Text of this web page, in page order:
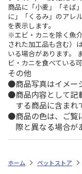
商品に「小麦」「そば
に」「くるみ」のアレ
を表示します。
※エビ・カニを除く魚
された加工品も含む）
いる場合があります。
ビ・カニを食べている
その他
商品写真はイメー
商品内容として記
する商品に含まれ
商品の色は、ご覧
際と異なる場合が
ホーム ペットストア